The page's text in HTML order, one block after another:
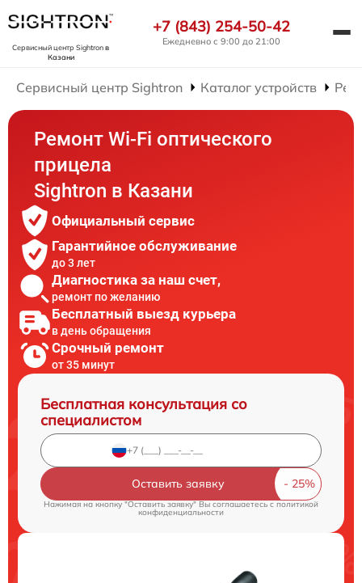
Сервисный центр Sightronв
Казани
+7 (843) 254-50-42
Ежедневно с 9:00 до 21:00
Сервисный центр Sightron Каталог устройств
Ремонт Wi-Fi оптического
прицела
Sightron в Казани
Официальный сервис
Гарантийное обслуживание
до 3 лет
Диагностика за наш счет,
ремонт по желанию
Бесплатный выезд курьера
в день обращения
Срочный ремонт
от 35 минут
Бесплатная консультация со
специалистом
Оставить заявку
Нажимая на кнопку "Оставить заявку" Вы соглашаетесь cполитикой
конфиденциальности